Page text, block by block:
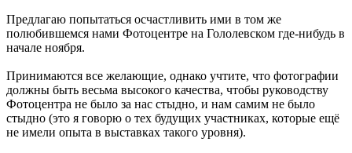
Предлагаю попытаться осчастливить ими в том же
полюбившемся нами Фотоцентре на Гололевском где-нибудь в
начале ноября.
Принимаются все желающие, однако учтите, что фотографии
должны быть весьма высокого качества, чтобы руководству
Фотоцентра не было за нас стыдно, и нам самим не было
стыдно (это я говорю о тех будущих участниках, которые ещё
не имели опыта в выставках такого уровня).